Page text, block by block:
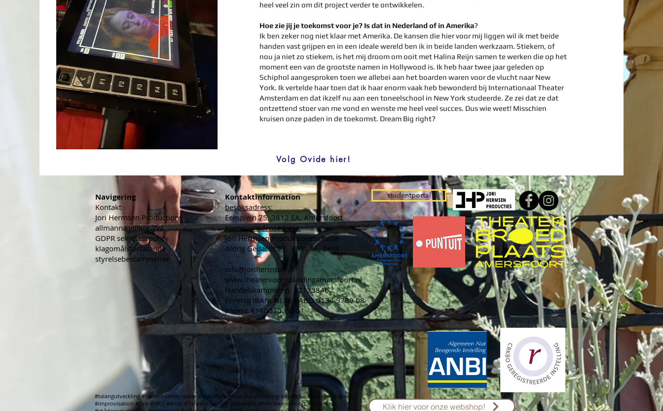
Volg Ovide hier!
heel veel zin om dit project verder te ontwikkelen.
Hoe zie jij je toekomst voor je? Is dat in Nederland of in Amerika?
Ik ben zeker nog niet klaar met Amerika. De kansen die hier voor mij liggen wil ik met beide
handen vast grijpen en in een ideale wereld ben ik in beide landen werkzaam. Stiekem, of
nou ja niet zo stiekem, is het mij droom om ooit met Halina Reijn samen te werken die op het
moment een van de grootste namen in Hollywood is. Ik heb haar twee jaar geleden op
Schiphol aangesproken toen we allebei aan het boarden waren voor de vlucht naar New
York. Ik vertelde haar toen dat ik haar enorm vaak heb bewonderd bij Internationaal Theater
Amsterdam en dat ikzelf nu aan een toneelschool in New York studeerde. Ze zei dat ze dat
ontzettend stoer van me vond en wenste me heel veel succes. Dus wie weet! Misschien
kruisen onze paden in de toekomst. Dream Big right?
Navigering
Kontakt
Jori Hermsen Productions
allmänna villkor TVA
GDPR sekretesspolicy
klagomålsförfarande
styrelsebestämmelser
Kontaktinformation
besöksadress:
Eemplein 75, 3812 EA, Amersfoort
Korrespondensadress:
Jori Hermsen Produktionsstiftelse
Aldrig Gedacht 27, 3701 AL, Zeist
info@jorihermsen.nl
www.theatervooropleidingamersfoort.nl
Handelskammaren: 32123846
Företag IBAN: NL38 RABO 0134 9769 08
moms: 818007035B01
studentportal
#talangutveckling #förberedande teater #teaterförberedande utbildning #audition #auditionsträning
#improvisation #TVA #HKU #Artez #Toneelacademie Maastricht #AHK #Amersfoort #toneelles
Klik hier voor onze webshop!